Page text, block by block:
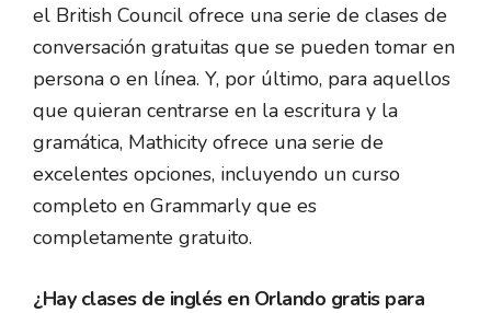
el British Council ofrece una serie de clases de
conversación gratuitas que se pueden tomar en
persona o en línea. Y, por último, para aquellos
que quieran centrarse en la escritura y la
gramática, Mathicity ofrece una serie de
excelentes opciones, incluyendo un curso
completo en Grammarly que es
completamente gratuito.
¿Hay clases de inglés en Orlando gratis para